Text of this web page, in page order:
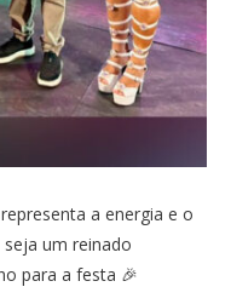
a energia e o
um reinado
para a festa 🎉